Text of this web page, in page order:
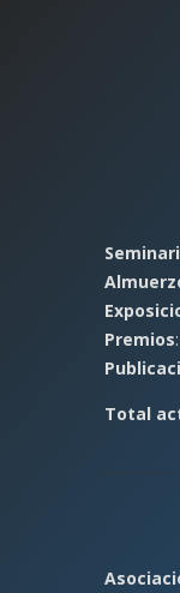
Premios
Total